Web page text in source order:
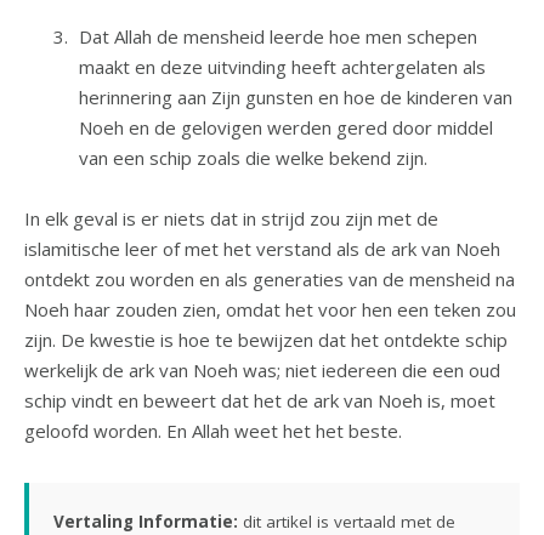
Dat Allah de mensheid leerde hoe men schepen
maakt en deze uitvinding heeft achtergelaten als
herinnering aan Zijn gunsten en hoe de kinderen van
Noeh en de gelovigen werden gered door middel
van een schip zoals die welke bekend zijn.
In elk geval is er niets dat in strijd zou zijn met de
islamitische leer of met het verstand als de ark van Noeh
ontdekt zou worden en als generaties van de mensheid na
Noeh haar zouden zien, omdat het voor hen een teken zou
zijn. De kwestie is hoe te bewijzen dat het ontdekte schip
werkelijk de ark van Noeh was; niet iedereen die een oud
schip vindt en beweert dat het de ark van Noeh is, moet
geloofd worden. En Allah weet het het beste.
Vertaling Informatie: dit artikel is vertaald met de